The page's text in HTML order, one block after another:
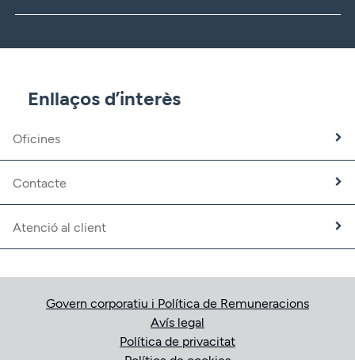
CBNK Gestió d’Actius
Banca Partner
Treballa amb nosaltres
Fundació CBNK
Enllaços d’interès
Oficines
Contacte
Atenció al client
Govern corporatiu i Política de Remuneracions
Avís legal
Política de privacitat